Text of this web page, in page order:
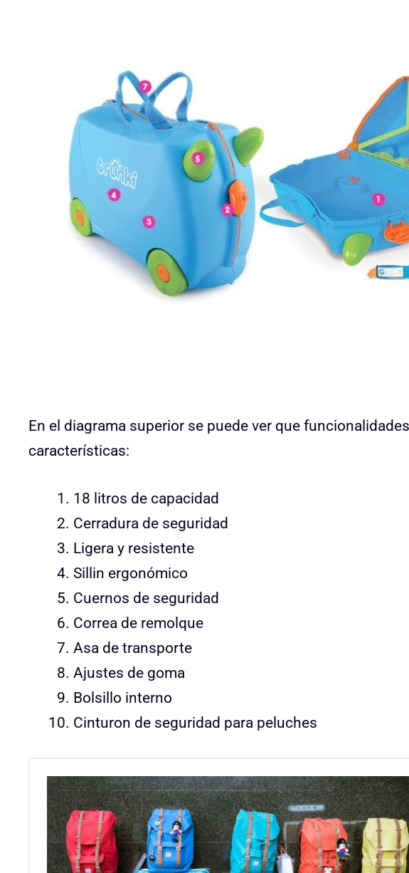
En el diagrama superior se puede ver que
características:
18 litros de capacidad
Cerradura de seguridad
Ligera y resistente
Sillin ergonómico
Cuernos de seguridad
Correa de remolque
Asa de transporte
Ajustes de goma
Bolsillo interno
Cinturon de seguridad para peluches